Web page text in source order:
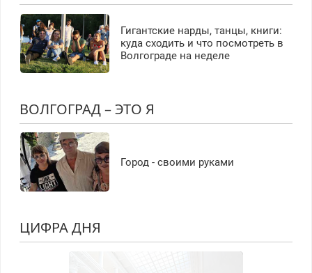
Гигантские нарды, танцы, книги:
куда сходить и что посмотреть в
Волгограде на неделе
ВОЛГОГРАД – ЭТО Я
Город - своими руками
ЦИФРА ДНЯ